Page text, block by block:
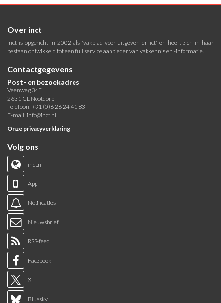
Over inct
inct is opgericht in 2002 als 'vakblad voor uitgeven en ict' en heeft zich in haar
bestaan ontwikkeld tot een full service aanbieder van vakkennis en -informatie.
Contactgegevens
Post- en bezoekadres
Veenweg 34E
2631 CL Nootdorp
Telefoon: +31 (0)6 26 24 41 83
E-mail: info@inct.nl
Onze privacyverklaring
Volg ons
inct.nl
App
Notificaties
Nieuwsbrief
RSS-feed
Facebook
X
Bluesky